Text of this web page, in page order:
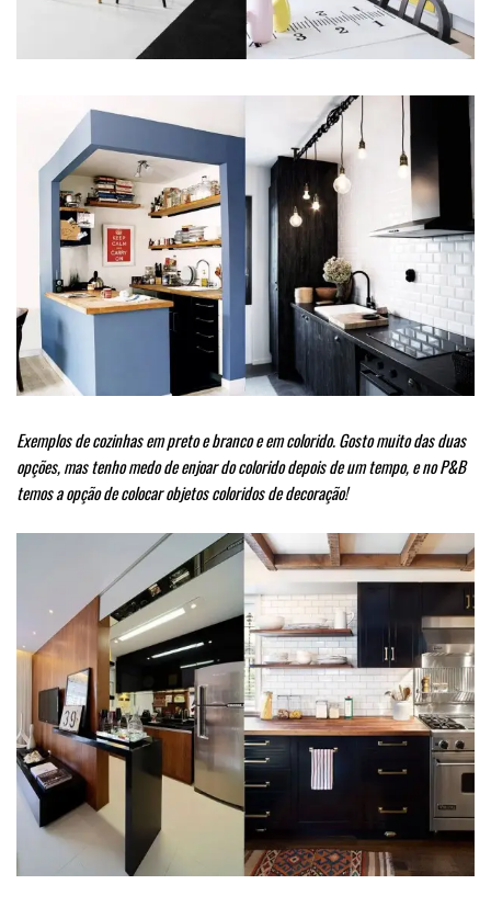
Exemplos de cozinhas em preto e branco e em colorido. Gosto muito das duas
opções, mas tenho medo de enjoar do colorido depois de um tempo, e no P&B
temos a opção de colocar objetos coloridos de decoração!